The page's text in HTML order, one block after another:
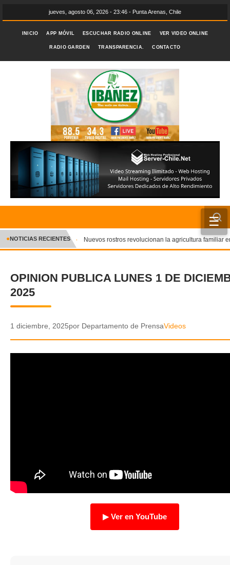
jueves, agosto 06, 2026 - 23:46 - Punta Arenas, Chile
INICIO APP MÓVIL ESCUCHAR RADIO ONLINE VER VIDEO ONLINE
RADIO GARDEN TRANSPARENCIA. CONTACTO
☰
INICIO
CRÓNICA
DEPORTES
POLICIAL
TRANSPARENCIA
✕
●NOTICIAS RECIENTES Nuevos rostros revolucionan la agricultura familiar
OPINION PUBLICA LUNES 1 DE
2025
1 diciembre, 2025por Departamento de PrensaVideos
Ver en YouTube